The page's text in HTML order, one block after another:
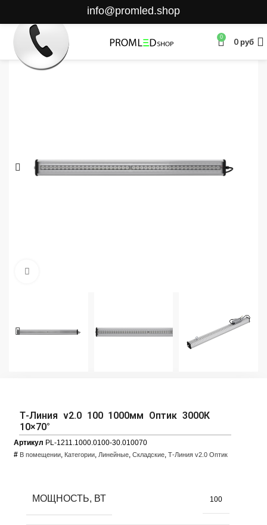
info@promled.shop
0 0руб
Т-Линия v2.0 100 1000мм Оптик 3000К
10×70°
Артикул PL-1211.1000.0100-30.010070
# В помещении, Категории, Линейные, Складские, Т-Линия v2.0 Оптик
МОЩНОСТЬ, ВТ 100